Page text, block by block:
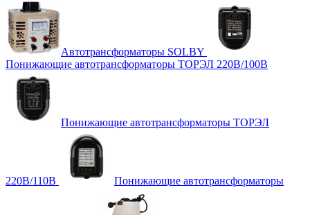
Автотрансформаторы SOLBY
Понижающие автотрансформаторы ТОРЭЛ 220В/100В
Понижающие автотрансформаторы ТОРЭЛ
220В/110В Понижающие автотрансформаторы